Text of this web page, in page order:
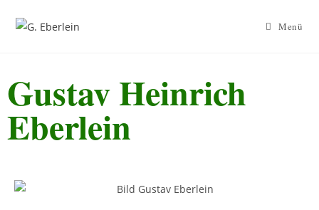
Menü
Gustav Heinrich
Eberlein